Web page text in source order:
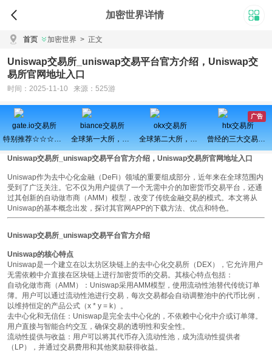
加密世界详情
首页 加密世界 > 正文
Uniswap交易所_uniswap交易平台官方介绍，Uniswap交
易所官网地址入口
时间：2025-11-10 来源：525游
广告
gate.io交易所
特别推荐☆☆☆百倍币之王
biance交易所
全球第一大所，新用户注册可得100USDT奖励
okx交易所
全球第二大所，新用户拆盲盒100%中奖，最高价值60000元
htx交易所
曾经的三大交易所之一、近期空投活动较多，力争重回巅峰
Uniswap交易所_uniswap交易平台官方介绍，Uniswap交易所官网地址入口
Uniswap作为去中心化金融（DeFi）领域的重要组成部分，近年来在全球范围内
受到了广泛关注。它不仅为用户提供了一个无需中介的加密货币交易平台，还通
过其创新的自动做市商（AMM）模型，改变了传统金融交易的模式。本文将从
Uniswap的基本概念出发，探讨其官网APP的下载方法、优点和特色。
Uniswap交易所_uniswap交易平台官方介绍
Uniswap的核心特点
Uniswap是一个建立在以太坊区块链上的去中心化交易所（DEX），它允许用户
无需依赖中介直接在区块链上进行加密货币的交易。其核心特点包括：
自动化做市商（AMM）
：Uniswap采用AMM模型，使用流动性池替代传统订单
簿。用户可以通过流动性池进行交易，每次交易都会自动调整池中的代币比例，
以维持恒定的产品公式（x * y = k）。
去中心化和无信任 ：Uniswap是完全去中心化的，不依赖中心化中介或订单簿。
用户直接与智能合约交互，确保交易的透明性和安全性。
流动性提供与收益 ：用户可以将其代币存入流动性池，成为流动性提供者
（LP），并通过交易费用和其他奖励获得收益。